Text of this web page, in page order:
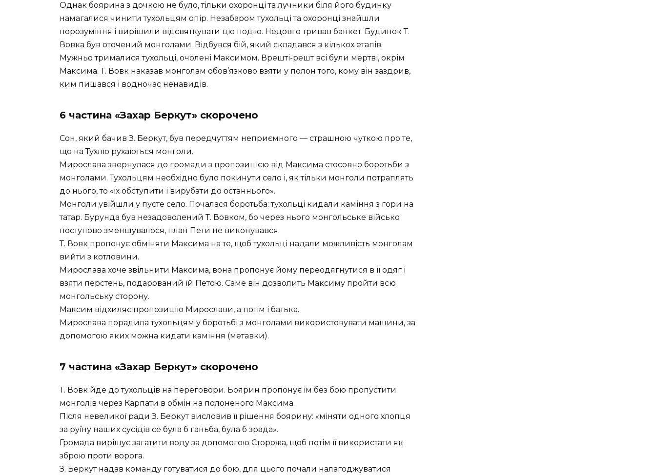
Однак боярина з дочкою не було, тільки охоронці та лучники біля його будинку
намагалися чинити тухольцям опір. Незабаром тухольці та охоронці знайшли
порозуміння і вирішили відсвяткувати цю подію. Недовго тривав банкет. Будинок Т.
Вовка був оточений монголами. Відбувся бій, який складався з кількох етапів.
Мужньо трималися тухольці, очолені Максимом. Врешті-решт всі були мертві, окрім
Максима. Т. Вовк наказав монголам обов’язково взяти у полон того, кому він заздрив,
ким пишався і водночас ненавидів.
6 частина «Захар Беркут» скорочено
Сон, який бачив З. Беркут, був передчуттям неприємного — страшною чуткою про те,
що на Тухлю рухаються монголи.
Мирослава звернулася до громади з пропозицією від Максима стосовно боротьби з
монголами. Тухольцям необхідно було покинути село і, як тільки монголи потраплять
до нього, то «їх обступити і вирубати до останнього».
Монголи увійшли у пусте село. Почалася боротьба: тухольці кидали каміння з гори на
татар. Бурунда був незадоволений Т. Вовком, бо через нього монгольське військо
поступово зменшувалося, план Пети не виконувався.
Т. Вовк пропонує обміняти Максима на те, щоб тухольці надали можливість монголам
вийти з котловини.
Мирослава хоче звільнити Максима, вона пропонує йому переодягнутися в її одяг і
взяти перстень, подарований їй Петою. Саме він дозволить Максиму пройти всю
монгольську сторону.
Максим відхиляє пропозицію Мирослави, а потім і батька.
Мирослава порадила тухольцям у боротьбі з монголами використовувати машини, за
допомогою яких можна кидати каміння (метавки).
7 частина «Захар Беркут» скорочено
Т. Вовк йде до тухольців на переговори. Боярин пропонує їм без бою пропустити
монголів через Карпати в обмін на полоненого Максима.
Після невеликої ради З. Беркут висловив її рішення боярину: «міняти одного хлопця
за руїну наших сусідів се була б ганьба, була б зрада».
Громада вирішує загатити воду за допомогою Сторожа, щоб потім її використати як
зброю проти ворога.
З. Беркут надав команду готуватися до бою, для цього почали налагоджуватися